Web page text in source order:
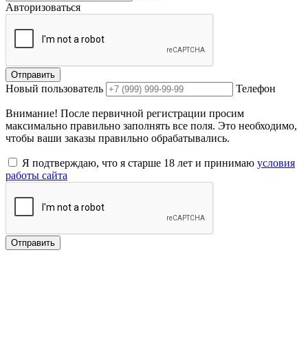
Авторизоваться
Отправить
Новый пользователь Телефон
Внимание! После первичной регистрации просим
максимально правильно заполнять все поля. Это необходимо,
чтобы ваши заказы правильно обрабатывались.
Я подтверждаю, что я старше 18 лет и принимаю условия
работы сайта
Отправить